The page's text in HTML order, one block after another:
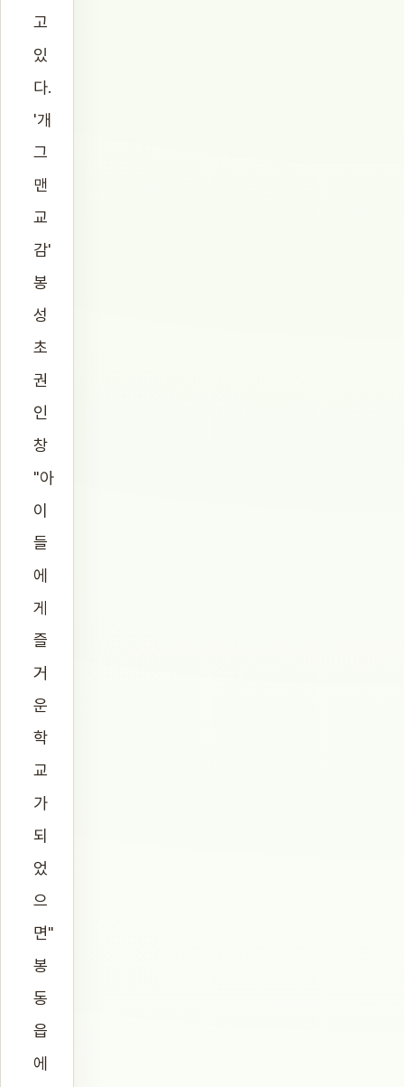
고
있
다.
'개
그
맨
교
감'
봉
성
초
권
인
창
"아
이
들
에
게
즐
거
운
학
교
가
되
었
으
면"
봉
동
읍
에